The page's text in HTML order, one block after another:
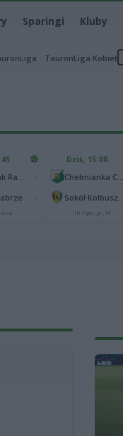
Sparingi Kluby
TauronLiga Kobiet
Dziś, 15:00
III liga, gr. IV